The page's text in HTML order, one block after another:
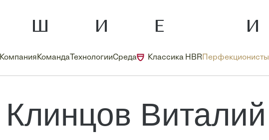
КомпанияКоманда ТехнологииСреда Классика HBR Перфекционисты
Клинцов Виталий